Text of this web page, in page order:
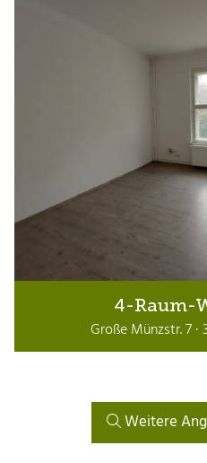
4-Raum-
Große Münzstr. 7
Weitere